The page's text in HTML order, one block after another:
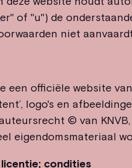
of "u") de
niet
een officiële website
logo's en
© van
eigendomsmateriaal
condities